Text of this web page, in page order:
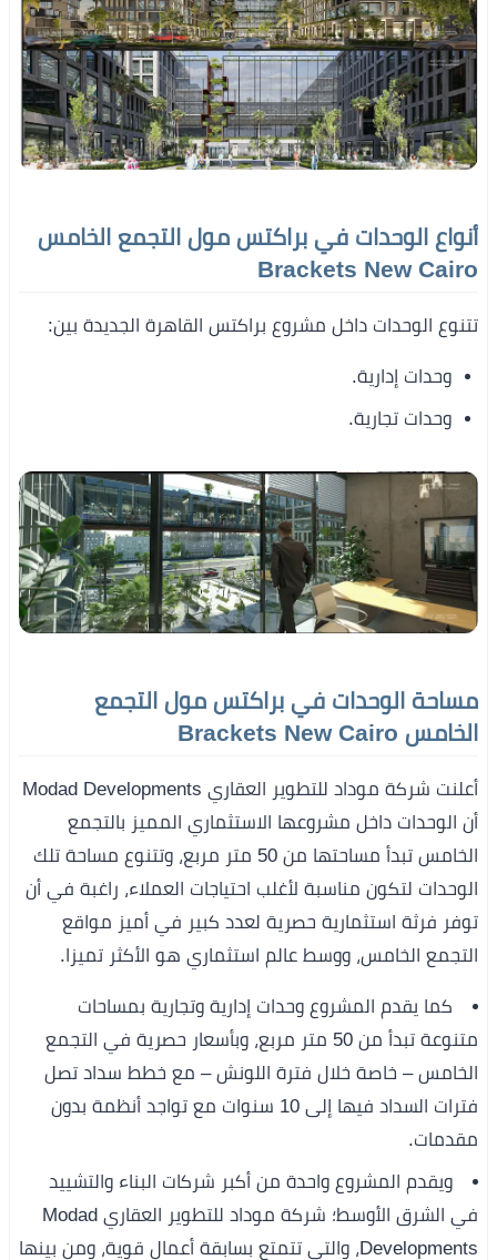
أنواع الوحدات في براكتس مول التجمع الخامس
Brackets New Cairo
تتنوع الوحدات داخل مشروع براكتس القاهرة الجديدة بين:
وحدات إدارية.
وحدات تجارية.
مساحة الوحدات في براكتس مول التجمع
الخامس Brackets New Cairo
أعلنت شركة موداد للتطوير العقاري Modad Developments
أن الوحدات داخل مشروعها الاستثماري المميز بالتجمع
الخامس تبدأ مساحتها من 50 متر مربع، وتتنوع مساحة تلك
الوحدات لتكون مناسبة لأغلب احتياجات العملاء، راغبة في أن
توفر فرثة استثمارية حصرية لعدد كبير في أميز مواقع
التجمع الخامس، ووسط عالم استثماري هو الأكثر تميزا.
كما يقدم المشروع وحدات إدارية وتجارية بمساحات
متنوعة تبدأ من 50 متر مربع، وبأسعار حصرية في التجمع
الخامس – خاصة خلال فترة اللونش – مع خطط سداد تصل
فترات السداد فيها إلى 10 سنوات مع تواجد أنظمة بدون
مقدمات.
ويقدم المشروع واحدة من أكبر شركات البناء والتشييد
في الشرق الأوسط؛ شركة موداد للتطوير العقاري Modad
Developments، والتي تتمتع بسابقة أعمال قوية، ومن بينها